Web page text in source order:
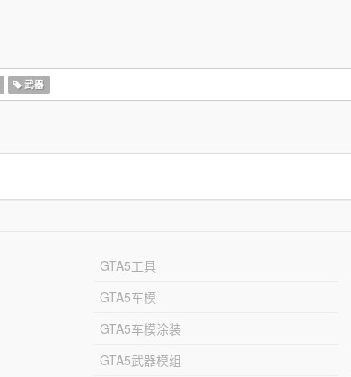
武器
GTA5工具
GTA5车模
GTA5车模涂装
GTA5武器模组